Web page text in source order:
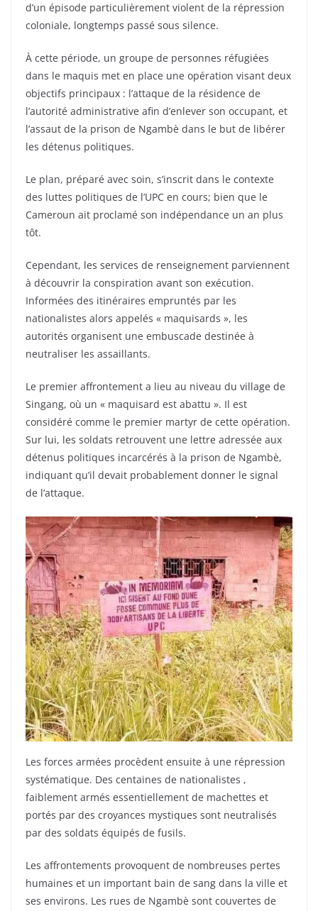
d’un épisode particulièrement violent de la répression
coloniale, longtemps passé sous silence.
À cette période, un groupe de personnes réfugiées
dans le maquis met en place une opération visant deux
objectifs principaux : l’attaque de la résidence de
l’autorité administrative afin d’enlever son occupant, et
l’assaut de la prison de Ngambè dans le but de libérer
les détenus politiques.
Le plan, préparé avec soin, s’inscrit dans le contexte
des luttes politiques de l’UPC en cours; bien que le
Cameroun ait proclamé son indépendance un an plus
tôt.
Cependant, les services de renseignement parviennent
à découvrir la conspiration avant son exécution.
Informées des itinéraires empruntés par les
nationalistes alors appelés « maquisards », les
autorités organisent une embuscade destinée à
neutraliser les assaillants.
Le premier affrontement a lieu au niveau du village de
Singang, où un « maquisard est abattu ». Il est
considéré comme le premier martyr de cette opération.
Sur lui, les soldats retrouvent une lettre adressée aux
détenus politiques incarcérés à la prison de Ngambè,
indiquant qu’il devait probablement donner le signal
de l’attaque.
Les forces armées procèdent ensuite à une répression
systématique. Des centaines de nationalistes ,
faiblement armés essentiellement de machettes et
portés par des croyances mystiques sont neutralisés
par des soldats équipés de fusils.
Les affrontements provoquent de nombreuses pertes
humaines et un important bain de sang dans la ville et
ses environs. Les rues de Ngambè sont couvertes de